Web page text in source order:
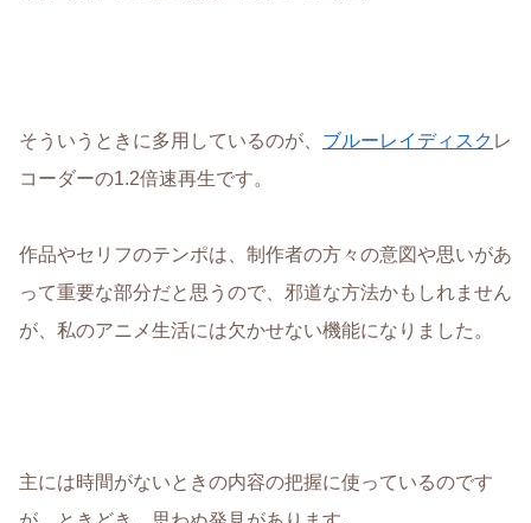
そういうときに多用しているのが、 ブルーレイディスク レ
コーダーの1.2倍速再生です。
作品やセリフのテンポは、制作者の方々の意図や思いがあ
って重要な部分だと思うので、邪道な方法かもしれません
が、私のアニメ生活には欠かせない機能になりました。
主には時間がないときの内容の把握に使っているのです